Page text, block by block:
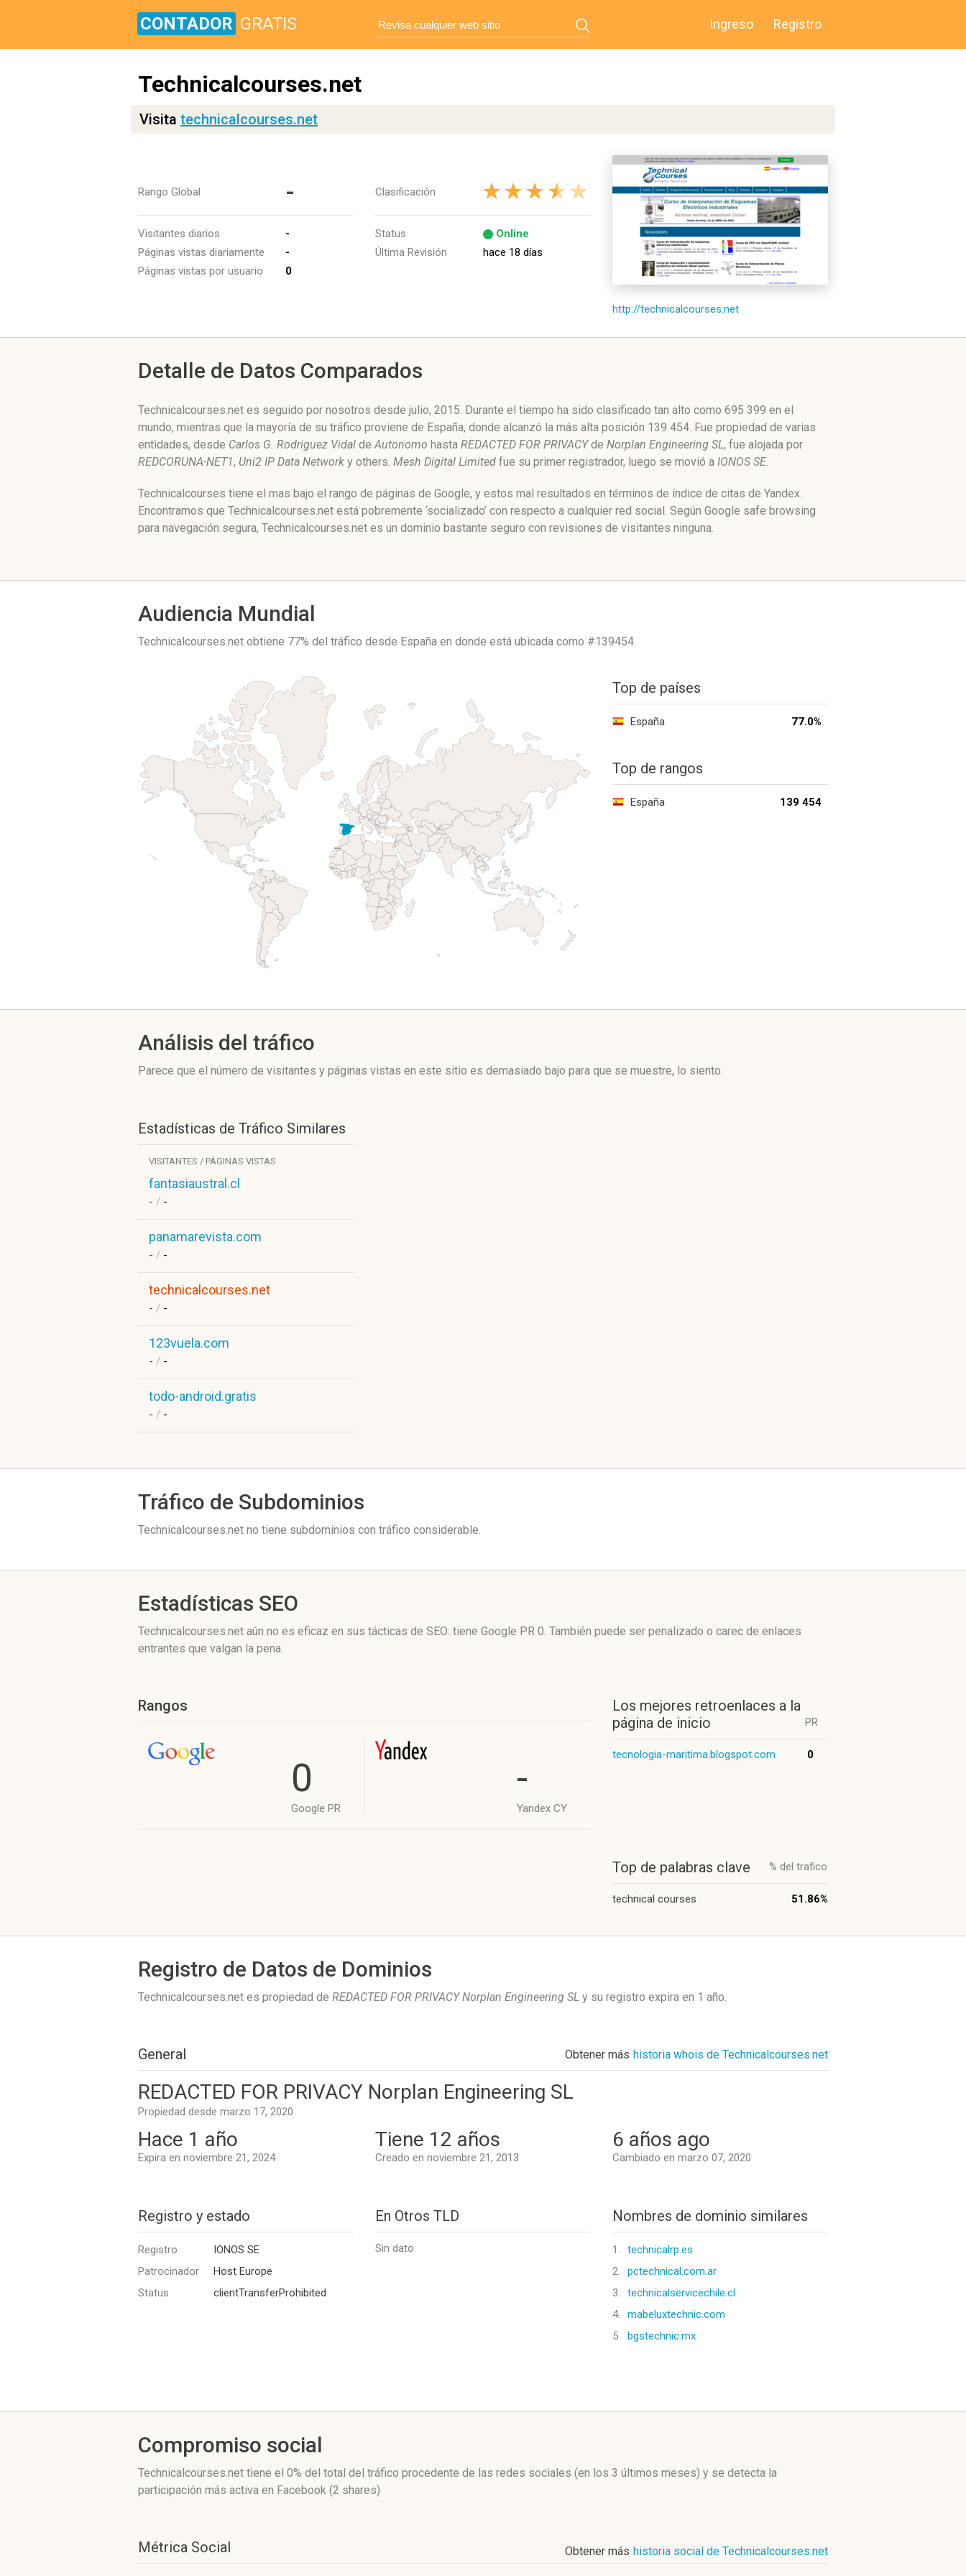
CONTADOR GRATIS Ingreso Registro
Technicalcourses.net
Visita technicalcourses.net
Rango Global -
Visitantes diarios
-
Páginas vistas diariamente
-
Páginas vistas por usuario
0
Clasificación
Status
Online
Última Revisión
hace 18 días
http://technicalcourses.net
Detalle de Datos Comparados
Technicalcourses.net es seguido por nosotros desde julio, 2015. Durante el tiempo ha sido clasificado tan alto como 695 399 en el
mundo, mientras que la mayoría de su tráfico proviene de España, donde alcanzó la más alta posición 139 454. Fue propiedad de varias
entidades, desde Carlos G. Rodriguez Vidal deAutonomo hasta REDACTED FOR PRIVACYde Norplan Engineering SL, fue alojada por
REDCORUNA-NET1, Uni2 IP Data Network y others. Mesh Digital Limited fue su primer registrador, luego se movió a IONOS SE.
Technicalcourses tiene el mas bajo el rango de páginas de Google, y estos mal resultados en términos de índice de citas de Yandex.
Encontramos que Technicalcourses.net está pobremente ‘socializado’ con respecto a cualquier red social. Según Google safe browsing
para navegación segura, Technicalcourses.net es un dominio bastante seguro con revisiones de visitantes ninguna.
Audiencia Mundial
Technicalcourses.net obtiene 77% del tráfico desde España en donde está ubicada como #139454.
Top de países
España 77.0%
Top de rangos
España 139 454
Análisis del tráfico
Parece que el número de visitantes y páginas vistas en este sitio es demasiado bajo para que se muestre, lo siento.
Estadísticas de Tráfico Similares
VISITANTES / PÁGINAS VISTAS
fantasiaustral.cl
- / -
panamarevista.com
- / -
technicalcourses.net
- / -
123vuela.com
- / -
todo-android.gratis
- / -
Tráfico de Subdominios
Technicalcourses.net no tiene subdominios con tráfico considerable.
Estadísticas SEO
Technicalcourses.net aún no es eficaz en sus tácticas de SEO: tiene Google PR 0. También puede ser penalizado o carec de enlaces
entrantes que valgan la pena.
Rangos
0
Google PR
-
Yandex CY
Los mejores retroenlaces a la
página de inicio
PR
tecnologia-maritima.blogspot.com 0
Top de palabras clave % del trafico
technical courses 51.86%
Registro de Datos de Dominios
Technicalcourses.net es propiedad de REDACTED FOR PRIVACY Norplan Engineering SL y su registro expira en 1 año.
General Obtener más historia whois de Technicalcourses.net
REDACTED FOR PRIVACY Norplan Engineering SL
Propiedad desde marzo 17, 2020
Hace 1 año
Expira en noviembre 21, 2024
Tiene 12 años
Creado en noviembre 21, 2013
6 años ago
Cambiado en marzo 07, 2020
Registro y estado
Registro
IONOS SE
Patrocinador
Host Europe
Status
clientTransferProhibited
En Otros TLD
Sin dato
Nombres de dominio similares
1.
technicalrp.es
2.
pctechnical.com.ar
3.
technicalservicechile.cl
4.
mabeluxtechnic.com
5.
bgstechnic.mx
Compromiso social
Technicalcourses.net tiene el 0% del total del tráfico procedente de las redes sociales (en los 3 últimos meses) y se detecta la
participación más activa en Facebook (2 shares)
Métrica Social Obtener más historia social de Technicalcourses.net